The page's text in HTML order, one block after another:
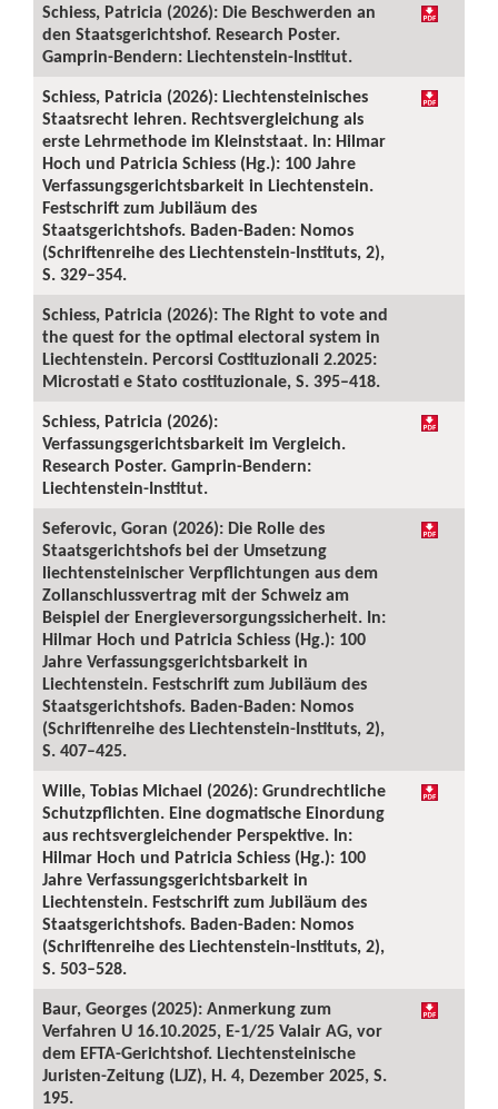
Schiess, Patricia (2026): Die Beschwerden an
den Staatsgerichtshof. Research Poster.
Gamprin-Bendern: Liechtenstein-Institut.
Schiess, Patricia (2026): Liechtensteinisches
Staatsrecht lehren. Rechtsvergleichung als
erste Lehrmethode im Kleinststaat. In: Hilmar
Hoch und Patricia Schiess (Hg.): 100 Jahre
Verfassungsgerichtsbarkeit in Liechtenstein.
Festschrift zum Jubiläum des
Staatsgerichtshofs. Baden-Baden: Nomos
(Schriftenreihe des Liechtenstein-Instituts, 2),
S. 329–354.
Schiess, Patricia (2026): The Right to vote and
the quest for the optimal electoral system in
Liechtenstein. Percorsi Costituzionali 2.2025:
Microstati e Stato costituzionale, S. 395–418.
Schiess, Patricia (2026):
Verfassungsgerichtsbarkeit im Vergleich.
Research Poster. Gamprin-Bendern:
Liechtenstein-Institut.
Seferovic, Goran (2026): Die Rolle des
Staatsgerichtshofs bei der Umsetzung
liechtensteinischer Verpflichtungen aus dem
Zollanschlussvertrag mit der Schweiz am
Beispiel der Energieversorgungssicherheit. In:
Hilmar Hoch und Patricia Schiess (Hg.): 100
Jahre Verfassungsgerichtsbarkeit in
Liechtenstein. Festschrift zum Jubiläum des
Staatsgerichtshofs. Baden-Baden: Nomos
(Schriftenreihe des Liechtenstein-Instituts, 2),
S. 407–425.
Wille, Tobias Michael (2026): Grundrechtliche
Schutzpflichten. Eine dogmatische Einordung
aus rechtsvergleichender Perspektive. In:
Hilmar Hoch und Patricia Schiess (Hg.): 100
Jahre Verfassungsgerichtsbarkeit in
Liechtenstein. Festschrift zum Jubiläum des
Staatsgerichtshofs. Baden-Baden: Nomos
(Schriftenreihe des Liechtenstein-Instituts, 2),
S. 503–528.
Baur, Georges (2025): Anmerkung zum
Verfahren U 16.10.2025, E-1/25 Valair AG, vor
dem EFTA-Gerichtshof. Liechtensteinische
Juristen-Zeitung (LJZ), H. 4, Dezember 2025, S.
195.